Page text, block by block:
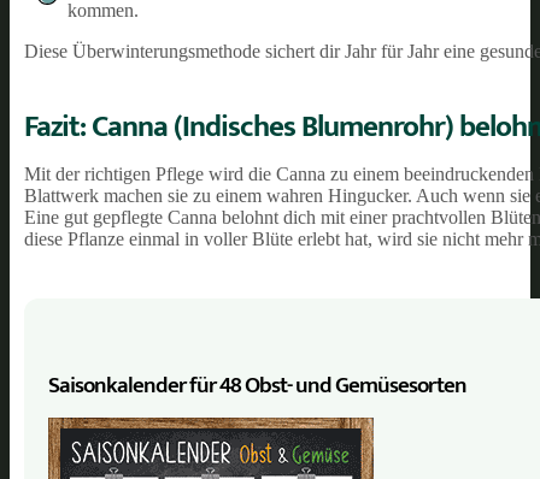
kommen.
Diese Überwinterungsmethode sichert dir Jahr für Jahr eine
Fazit: Canna (Indisches Blumenrohr)
Mit der richtigen Pflege wird die Canna zu einem
Blattwerk machen sie zu einem wahren Hingucker. Auch wenn
Eine gut gepflegte Canna belohnt dich mit einer prachtvollen
diese Pflanze einmal in voller Blüte erlebt hat, wird sie nicht mehr
Saisonkalender für 48 Obst- und Gemüse­sorten